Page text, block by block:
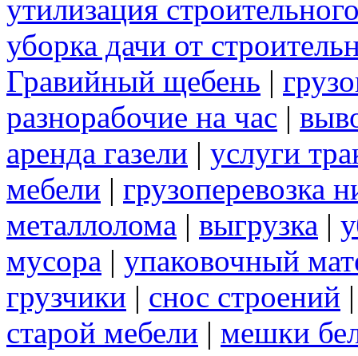
утилизация
уборка дачи от
Гравийный щебень |
разнорабочие на час |
аренда газели | услуги
мебели | грузоперевозка
металлолома | выгрузка |
мусора | упаковочный
грузчики | снос строений
старой мебели | мешки